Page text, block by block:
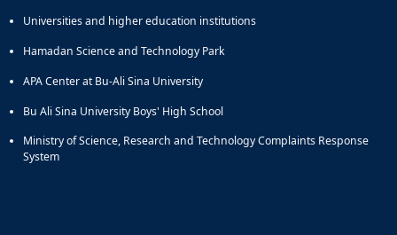
Universities and higher education institutions
Hamadan Science and Technology Park
APA Center at Bu-Ali Sina University
Bu Ali Sina University Boys' High School
Ministry of Science, Research and Technology Complaints Response
System